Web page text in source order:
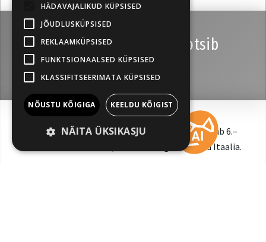
14. Baltic Pitching Forum otsib
lühifilmiprojekte
Järjekorras 14. Baltic Pitching Forum, mis toimub 6.–
9. oktoobrini Vilniuses, on külalisriigiks valinud Itaalia.
HÄDAVAJALIKUD KÜPSISED
JÕUDLUSKÜPSISED
REKLAAMKÜPSISED
FUNKTSIONAALSED KÜPSISED
KLASSIFITSEERIMATA KÜPSISED
NÕUSTU KÕIGIGA KEELDU KÕIGIST
NÄITA ÜKSIKASJU